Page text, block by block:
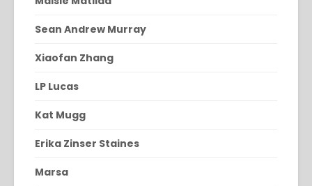
Sean Andrew Murray
Xiaofan Zhang
LP Lucas
Kat Mugg
Erika Zinser Staines
Marsa